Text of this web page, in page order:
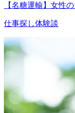
【名糖運輸】女性
仕事探し体験談